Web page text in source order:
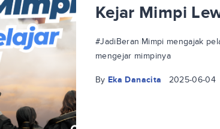
Kejar Mimpi
#JadiBeraniMimpi mengajak
mengejar mimpinya
By Eka Danacita 2025-06-04